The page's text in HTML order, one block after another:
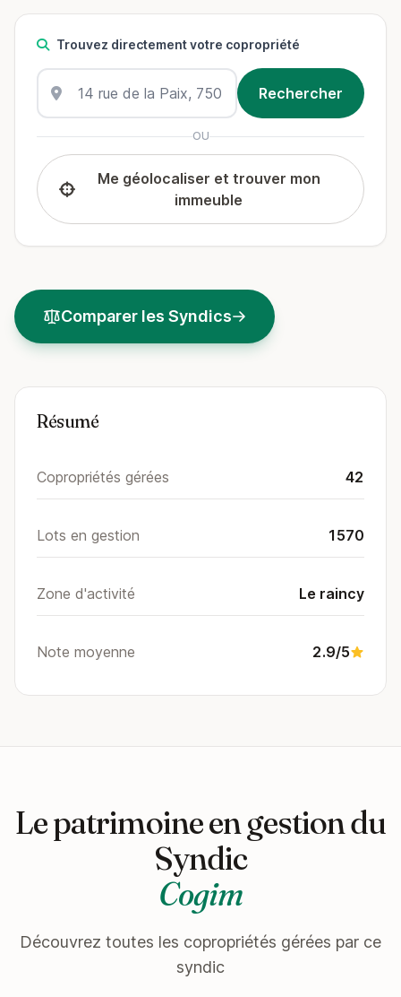
Trouvez directement votre copropriété
OU
Me géolocaliser et trouver mon
immeuble
Comparer les Syndics
Résumé
Copropriétés gérées 42
Lots en gestion 1570
Zone d'activité Le raincy
Note moyenne 2.9/5
Le patrimoine en gestion du
Syndic
Cogim
Découvrez toutes les copropriétés gérées par ce
syndic